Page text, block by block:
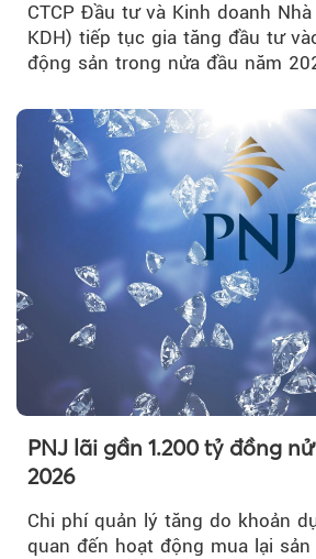
CTCP Đầu tư và Kinh doanh
KDH) tiếp tục gia tăng đầu tư
động sản trong nửa đầu năm
PNJ lãi gần 1.200 tỷ đồng
2026
Chi phí quản lý tăng do khoản
quan đến hoạt động mua lại